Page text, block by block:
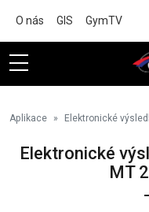
O nás GIS GymTV
Aplikace Elektronické
Elektronické
MT